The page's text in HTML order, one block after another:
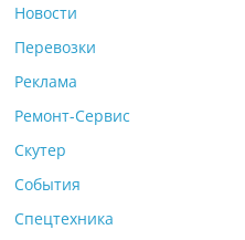
Новости
Перевозки
Реклама
Ремонт-Сервис
Скутер
События
Спецтехника